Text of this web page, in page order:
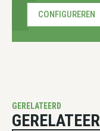
CONFIGUREREN
GERELATEERD